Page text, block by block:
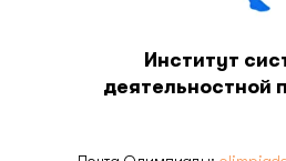
Институт
деятельностной